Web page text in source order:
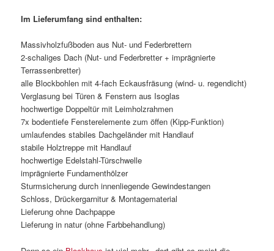
Im Lieferumfang sind enthalten:
Massivholzfußboden aus Nut- und Federbrettern
2-schaliges Dach (Nut- und Federbretter + imprägnierte
Terrassenbretter)
alle Blockbohlen mit 4-fach Eckausfräsung (wind- u. regendicht)
Verglasung bei Türen & Fenstern aus Isoglas
hochwertige Doppeltür mit Leimholzrahmen
7x bodentiefe Fensterelemente zum öffen (Kipp-Funktion)
umlaufendes stabiles Dachgeländer mit Handlauf
stabile Holztreppe mit Handlauf
hochwertige Edelstahl-Türschwelle
imprägnierte Fundamenthölzer
Sturmsicherung durch innenliegende Gewindestangen
Schloss, Drückergarnitur & Montagematerial
Lieferung ohne Dachpappe
Lieferung in natur (ohne Farbbehandlung)